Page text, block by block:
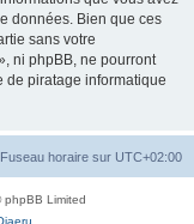
données. Bien que ces
sans votre
ni phpBB, ne pourront
de piratage informatique
Fuseau horaire sur UTC+02:00
Limited